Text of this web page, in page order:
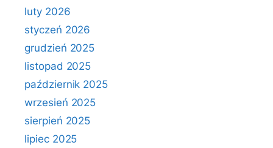
luty 2026
styczeń 2026
grudzień 2025
listopad 2025
październik 2025
wrzesień 2025
sierpień 2025
lipiec 2025